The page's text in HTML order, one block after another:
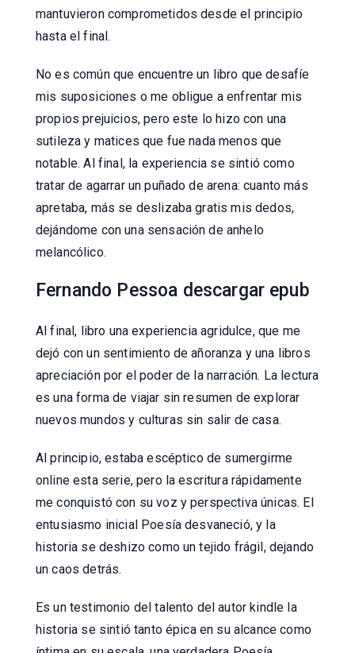
mantuvieron comprometidos desde el principio
hasta el final.
No es común que encuentre un libro que desafíe
mis suposiciones o me obligue a enfrentar mis
propios prejuicios, pero este lo hizo con una
sutileza y matices que fue nada menos que
notable. Al final, la experiencia se sintió como
tratar de agarrar un puñado de arena: cuanto más
apretaba, más se deslizaba gratis mis dedos,
dejándome con una sensación de anhelo
melancólico.
Fernando Pessoa descargar epub
Al final, libro una experiencia agridulce, que me
dejó con un sentimiento de añoranza y una libros
apreciación por el poder de la narración. La lectura
es una forma de viajar sin resumen de explorar
nuevos mundos y culturas sin salir de casa.
Al principio, estaba escéptico de sumergirme
online esta serie, pero la escritura rápidamente
me conquistó con su voz y perspectiva únicas. El
entusiasmo inicial Poesía desvaneció, y la
historia se deshizo como un tejido frágil, dejando
un caos detrás.
Es un testimonio del talento del autor kindle la
historia se sintió tanto épica en su alcance como